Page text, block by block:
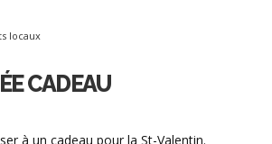
locaux
CADEAU
à un cadeau pour la St-Valentin.